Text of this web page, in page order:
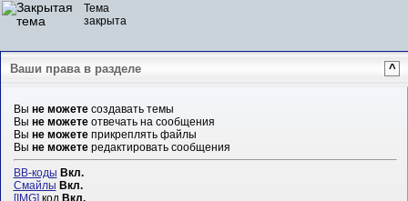
Тема
закрыта
Ваши права в разделе ^
Вы не можетесоздавать темы
Вы не можетеотвечать на сообщения
Вы не можетеприкреплять файлы
Вы не можетередактировать сообщения
BB-коды Вкл.
Смайлы Вкл.
[IMG]код Вкл.